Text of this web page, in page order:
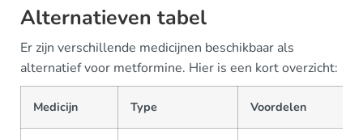
Alternatieven tabel
Er zijn verschillende medicijnen beschikbaar als
alternatief voor metformine. Hier is een kort overzicht:
Medicijn Type Voordelen